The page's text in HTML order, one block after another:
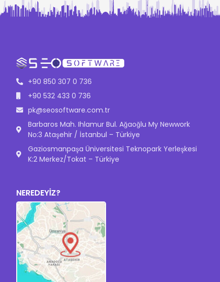
+90 850 307 0 736
+90 532 433 0 736
pk@seosoftware.com.tr
Barbaros Mah. Ihlamur Bul. Ağaoğlu My Newwork
No:3 Ataşehir / İstanbul – Türkiye
Gaziosmanpaşa Üniversitesi Teknopark Yerleşkesi
K:2 Merkez/Tokat – Türkiye
NEREDEYİZ?